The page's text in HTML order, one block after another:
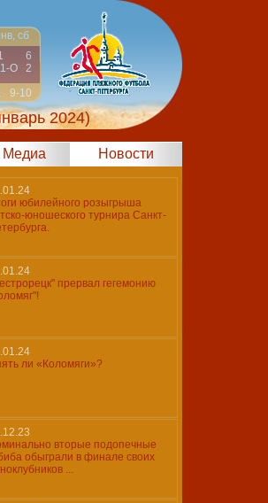
сб
6
О
2
9-10
2024)
Медиа Новости
юбилейного розыгрыша
юношеского турнира Санкт-
прервал гегемонию
ли «Коломяги»?
вторые подопечные
обыграли в финале своих
...